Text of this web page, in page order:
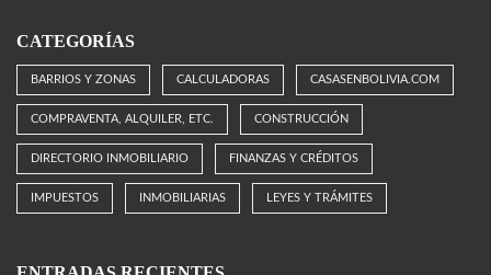
CATEGORÍAS
BARRIOS Y ZONAS CALCULADORAS CASASENBOLIVIA.COM
COMPRAVENTA, ALQUILER, ETC. CONSTRUCCIÓN
DIRECTORIO INMOBILIARIO FINANZAS Y CRÉDITOS
IMPUESTOS INMOBILIARIAS LEYES Y TRÁMITES